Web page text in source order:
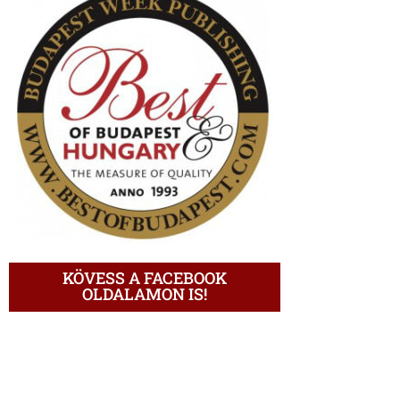
KÖVESS A FACEBOOK
OLDALAMON IS!